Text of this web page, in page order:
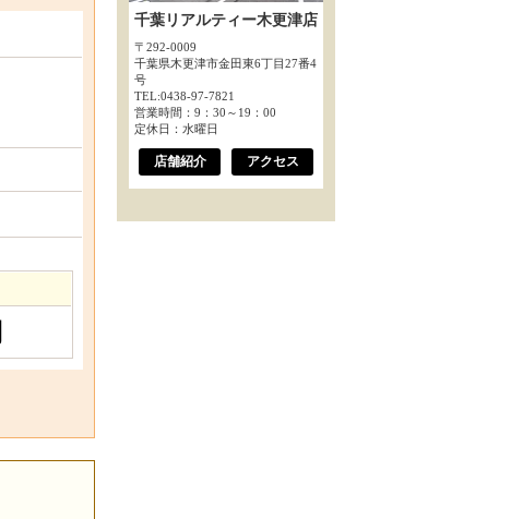
千葉リアルティー木更津店
〒292-0009
千葉県木更津市金田東6丁目27番4
号
TEL:0438-97-7821
営業時間：9：30～19：00
定休日：水曜日
店舗紹介 アクセス